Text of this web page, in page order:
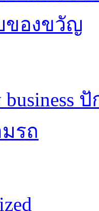
ของขวัญ
business
รถ